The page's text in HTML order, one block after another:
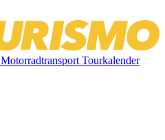
MotorradtransportTourkalender